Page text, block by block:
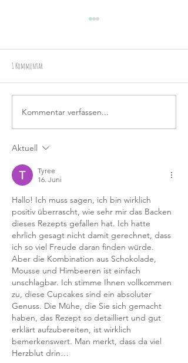
Schnelle Erdbeer-Teilchen
1 Kommentar
Kommentar verfassen...
Aktuell
Tyree
16. Juni
Hallo! Ich muss sagen, ich bin wirklich
positiv überrascht, wie sehr mir das Backen
dieses Rezepts gefallen hat. Ich hatte
ehrlich gesagt nicht damit gerechnet, dass
ich so viel Freude daran finden würde.
Aber die Kombination aus Schokolade,
Mousse und Himbeeren ist einfach
unschlagbar. Ich stimme Ihnen vollkommen
zu, diese Cupcakes sind ein absoluter
Genuss. Die Mühe, die Sie sich gemacht
haben, das Rezept so detailliert und gut
erklärt aufzubereiten, ist wirklich
bemerkenswert. Man merkt, dass da viel
Herzblut drin…